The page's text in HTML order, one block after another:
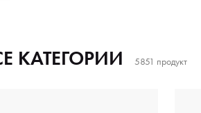
КАТЕГОРИИ 5851 продукт